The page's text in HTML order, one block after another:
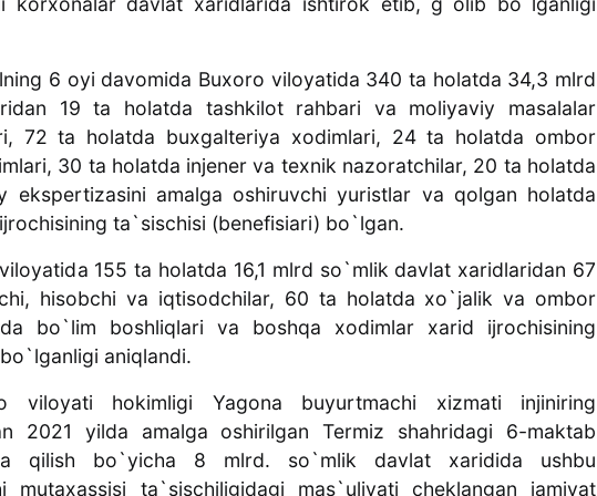
6 oyi davomida Buxoro viloyatida 340 ta holatda 34,3 mlrd
19 ta holatda tashkilot rahbari va moliyaviy masalalar
72 ta holatda buxgalteriya xodimlari, 24 ta holatda ombor
30 ta holatda injener va texnik nazoratchilar, 20 ta holatda
ekspertizasini amalga oshiruvchi yuristlar va qolgan holatda
ta`sischisi (benefisiari) bo`lgan.
155 ta holatda 16,1 mlrd so`mlik davlat xaridlaridan 67
hisobchi va iqtisodchilar, 60 ta holatda xo`jalik va ombor
bo`lim boshliqlari va boshqa xodimlar xarid ijrochisining
aniqlandi.
viloyati hokimligi Yagona buyurtmachi xizmati injiniring
2021 yilda amalga oshirilgan Termiz shahridagi 6-maktab
qilish bo`yicha 8 mlrd. so`mlik davlat xaridida ushbu
mutaxassisi ta`sischiligidagi mas`uliyati cheklangan jamiyat